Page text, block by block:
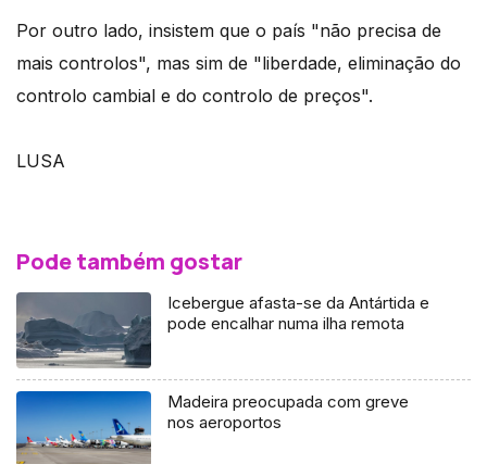
Por outro lado, insistem que o país "não precisa de
mais controlos", mas sim de "liberdade, eliminação do
controlo cambial e do controlo de preços".
LUSA
Pode também gostar
Icebergue afasta-se da Antártida e
pode encalhar numa ilha remota
Madeira preocupada com greve
nos aeroportos